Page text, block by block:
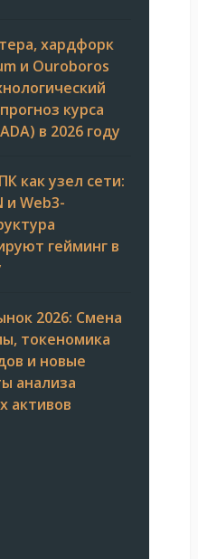
хардфорк
и Ouroboros
курса
в 2026 году
как узел сети:
и Web3-
гейминг в
2026: Смена
токеномика
и новые
анализа
активов